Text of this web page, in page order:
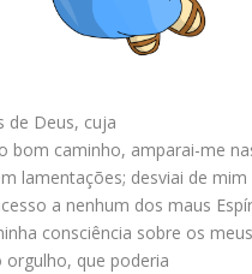
de Deus, cuja
bom caminho, amparai-me
lamentações; desviai de mim
a nenhum dos maus
consciência sobre os meus
que poderia